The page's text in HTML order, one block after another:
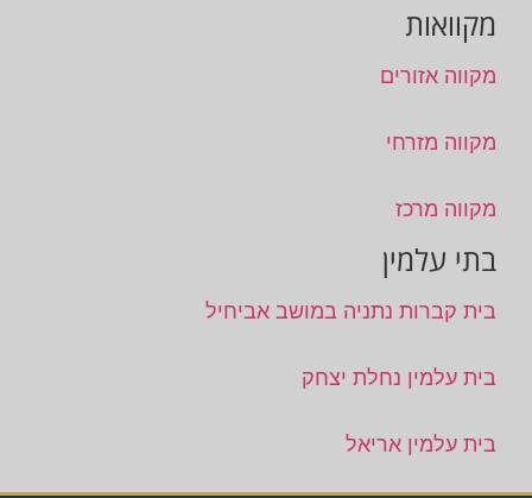
מקוואות
מקווה אזורים
מקווה מזרחי
מקווה מרכז
בתי עלמין
בית קברות נתניה במושב אביחיל
בית עלמין נחלת יצחק
בית עלמין אריאל